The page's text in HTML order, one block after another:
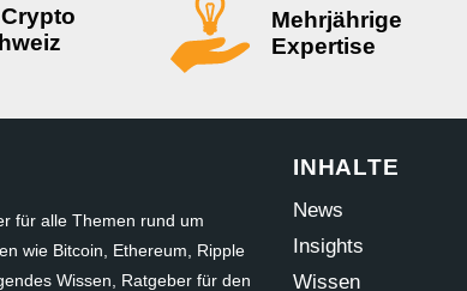
Mehrjährige
Expertise
für alle Themen rund um
wie Bitcoin, Ethereum, Ripple
Wissen, Ratgeber für den
INHALTE
News
Insights
Wissen